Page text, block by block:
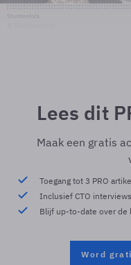
Lees dit
Maak een gratis
Toegang tot 3 PRO
Inclusief CTO
Blijf up-to-date over de
Word